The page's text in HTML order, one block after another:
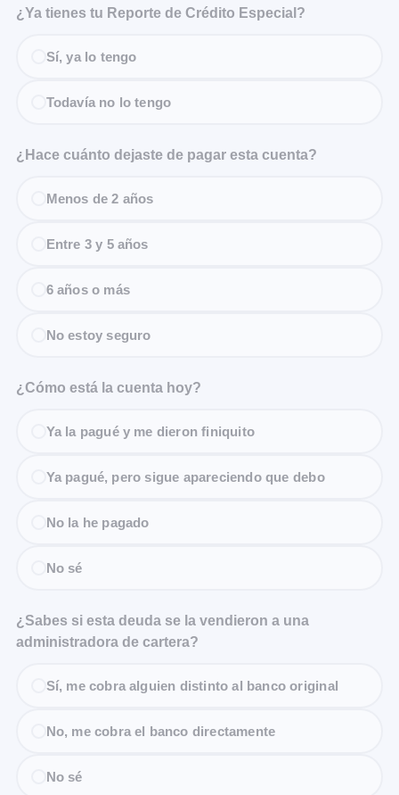
¿Ya tienes tu Reporte de Crédito Especial?
Sí, ya lo tengo
Todavía no lo tengo
¿Hace cuánto dejaste de pagar esta cuenta?
Menos de 2 años
Entre 3 y 5 años
6 años o más
No estoy seguro
¿Cómo está la cuenta hoy?
Ya la pagué y me dieron finiquito
Ya pagué, pero sigue apareciendo que debo
No la he pagado
No sé
¿Sabes si esta deuda se la vendieron a una
administradora de cartera?
Sí, me cobra alguien distinto al banco original
No, me cobra el banco directamente
No sé